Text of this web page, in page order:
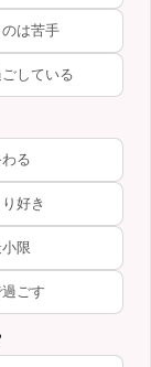
は苦手
している
る
好き
限
ごす